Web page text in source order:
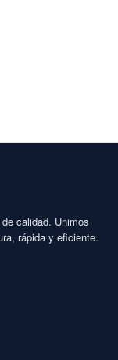
calidad. Unimos
rápida y eficiente.